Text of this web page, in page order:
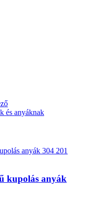
és anyáknak
kupolás anyák